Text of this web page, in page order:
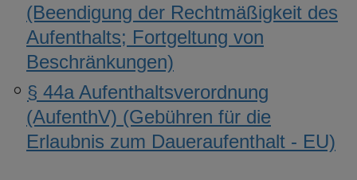
(Beendigung der Rechtmäßigkeit des
Aufenthalts; Fortgeltung von
Beschränkungen)
§ 44a Aufenthaltsverordnung
(AufenthV) (Gebühren für die
Erlaubnis zum Daueraufenthalt - EU)